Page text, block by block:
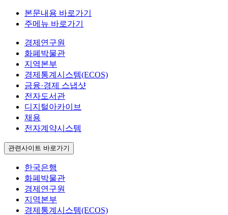
본문내용 바로가기
주메뉴 바로가기
경제연구원
화폐박물관
지역본부
경제통계시스템(ECOS)
금융·경제 스냅샷
전자도서관
디지털아카이브
채용
전자계약시스템
관련사이트 바로가기
한국은행
화폐박물관
경제연구원
지역본부
경제통계시스템(ECOS)